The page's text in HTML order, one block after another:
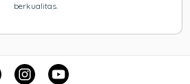
berkualitas.